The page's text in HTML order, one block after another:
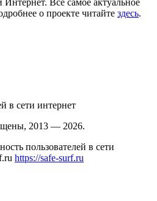
Всё самое актуальное
о проекте читайте здесь.
в сети интернет
2013 — 2026.
пользователей в сети
https://safe-surf.ru